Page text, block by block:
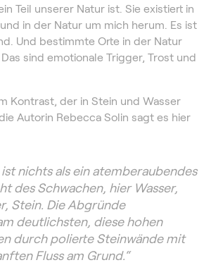
Teil unserer Natur ist. Sie existiert in
in der Natur um mich herum. Es ist
Und bestimmte Orte in der Natur
sind emotionale Trigger, Trost und
Kontrast, der in Stein und Wasser
Autorin Rebecca Solin sagt es hier
nichts als ein atemberaubendes
des Schwachen, hier Wasser,
Stein. Die Abgründe
deutlichsten, diese hohen
durch polierte Steinwände mit
Fluss am Grund.“